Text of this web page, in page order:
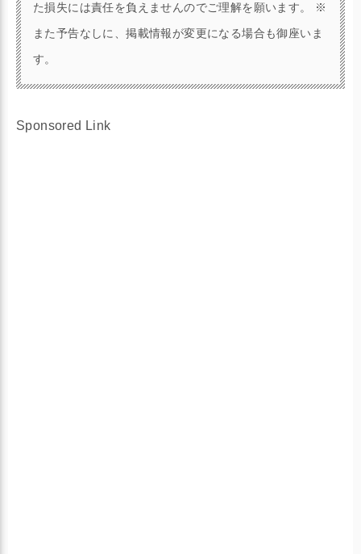
た損失には責任を負えませんのでご理解を願います。 ※
また予告なしに、掲載情報が変更になる場合も御座いま
す。
Sponsored Link